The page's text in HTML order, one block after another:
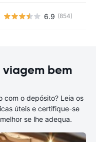
6.9 (854)
bem
com o depósito? Leia os
úteis e certifique-se
se lhe adequa.